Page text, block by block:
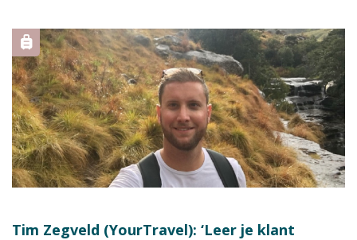
Tim Zegveld (YourTravel): ‘Leer je klant